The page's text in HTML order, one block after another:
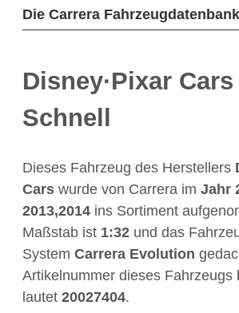
Die Carrera Fahrzeugdatenbank
Disney·Pixar
Schnell
Dieses Fahrzeug des Herstellers
Cars wurde von Carrera im Jahr
2013,2014 ins Sortiment
Maßstab ist 1:32 und das
System Carrera Evolution
Artikelnummer dieses Fahrzeugs
lautet 20027404.